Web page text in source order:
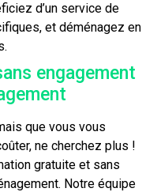
d’un service de
et déménagez en
engagement
que vous vous
ne cherchez plus !
gratuite et sans
Notre équipe